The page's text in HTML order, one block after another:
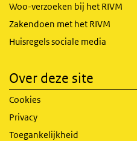
Woo-verzoeken bij het RIVM
Zakendoen met het RIVM
Huisregels sociale media
Over deze site
Cookies
Privacy
Toegankelijkheid